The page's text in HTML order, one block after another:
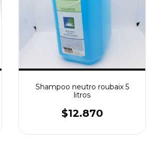
Shampoo neutro roubaix 5
litros
$12.870